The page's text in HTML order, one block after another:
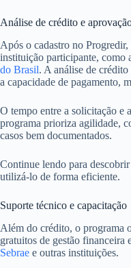
Análise de crédito e
Após o cadastro no
instituição participante, como
do Brasil. A análise de
a capacidade de pagamento,
O tempo entre a solicitação e
programa prioriza agilidade,
casos bem documentados.
Continue lendo para
utilizá-lo de forma eficiente.
Suporte técnico e capacitação
Além do crédito, o programa
gratuitos de gestão financeira
Sebrae e outras instituições.